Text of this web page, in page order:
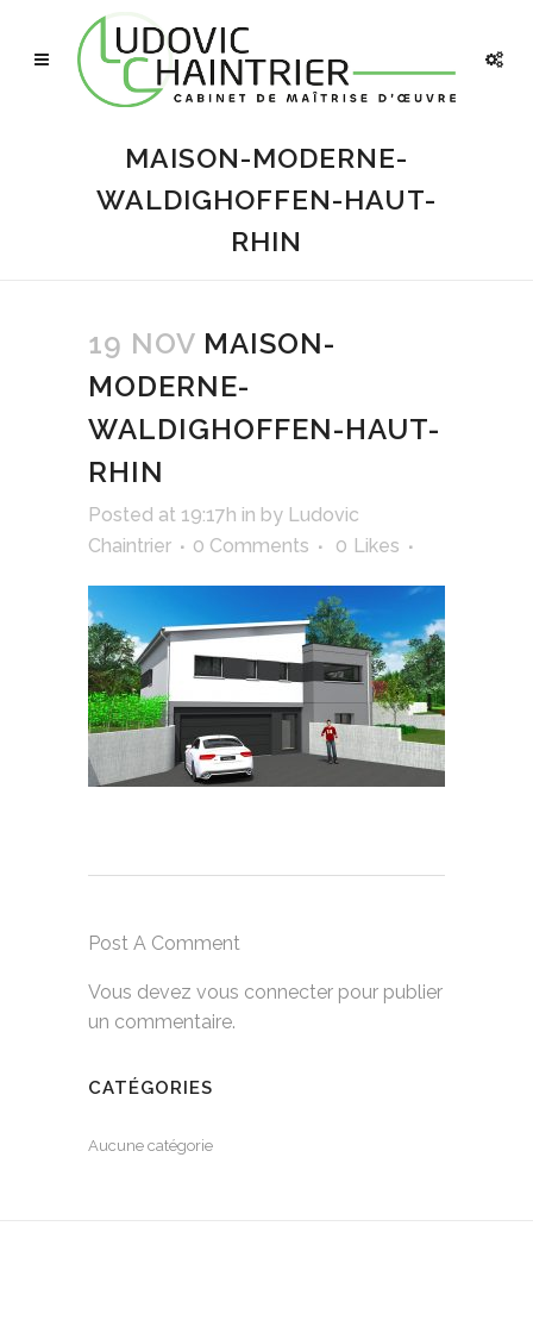
MAISON-MODERNE-
WALDIGHOFFEN-HAUT-
RHIN
19 NOV MAISON-
MODERNE-
WALDIGHOFFEN-HAUT-
RHIN
Posted at 19:17h in by Ludovic
Chaintrier
0 Comments 0 Likes
Post A Comment
Vous devez vous connecter pour publier
un commentaire.
CATÉGORIES
Aucune catégorie